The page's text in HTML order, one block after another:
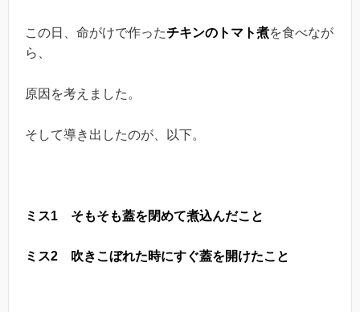
この日、命がけで作ったチキンのトマト煮を食べなが
ら、
原因を考えました。
そして導き出したのが、以下。
ミス1 そもそも蓋を閉めて煮込んだこと
ミス2 吹きこぼれた時にすぐ蓋を開けたこと